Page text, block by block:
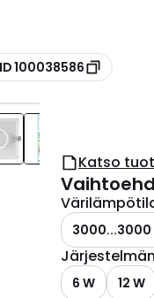
100038586
Katso
3000...3000
6 W 12 W